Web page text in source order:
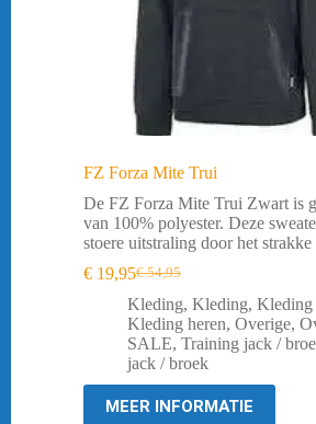
FZ Forza Mite Trui
De FZ Forza Mite Trui Zwart is
van 100% polyester. Deze
stoere uitstraling door het strakke
€54,95
Oorspronkelijke
prijs
was:
€ 54,95.
€ 19,95Huidige
prijs
is:
€ 19,95.
Kleding, Kleding, Kleding
Kleding heren, Overige,
SALE, Training jack /
jack / broek
MEER INFORMATIE